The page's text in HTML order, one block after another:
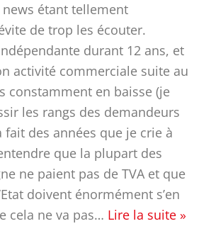
étant tellement
de trop les écouter.
durant 12 ans, et
activité commerciale suite au
constamment en baisse (je
les rangs des demandeurs
fait des années que je crie à
que la plupart des
ne paient pas de TVA et que
doivent énormément s’en
cela ne va pas… Lire la suite »